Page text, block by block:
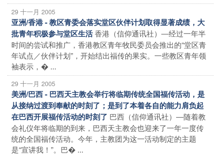
29 十一月 2005
亚洲/香港 - 教区青委会落实堂区伙伴计划取得显著成绩，大
批青年积极参与堂区生活香港（信仰通讯社）―经过一年半
时间的尝试和推广，香港教区青年牧民委员会推出的“堂区青
年试点／伙伴计划”，开始结出福传的果实。一些教区青年领
袖表示，� ...
29 十一月 2005
美洲/巴西 - 巴西天主教会举行将临期传统全国福传活动，是
从接纳过渡到奉献的时刻了；是到了本着各自的能力肩负起
在巴西开展福传活动的时刻了 巴西（信仰通讯社）―随着教
会礼仪年将临期的到来，巴西天主教会也迎来了一年一度传
统的全国福传活动。今年，主教团为这一活动制定的主题
是“宣讲我！”。巴� ...